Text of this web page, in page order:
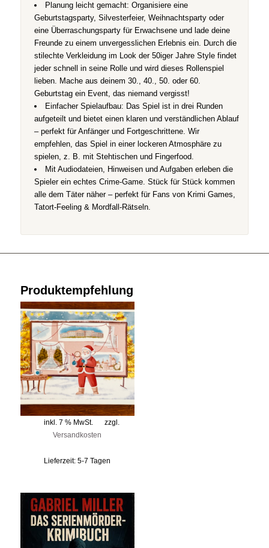
Planung leicht gemacht: Organisiere eine
Geburtstagsparty, Silvesterfeier, Weihnachtsparty oder
eine Überraschungsparty für Erwachsene und lade deine
Freunde zu einem unvergesslichen Erlebnis ein. Durch die
stilechte Verkleidung im Look der 50iger Jahre Style findet
jeder schnell in seine Rolle und wird dieses Rollenspiel
lieben. Mache aus deinem 30., 40., 50. oder 60.
Geburtstag ein Event, das niemand vergisst!
Einfacher Spielaufbau: Das Spiel ist in drei Runden
aufgeteilt und bietet einen klaren und verständlichen Ablauf
– perfekt für Anfänger und Fortgeschrittene. Wir
empfehlen, das Spiel in einer lockeren Atmosphäre zu
spielen, z. B. mit Stehtischen und Fingerfood.
Mit Audiodateien, Hinweisen und Aufgaben erleben die
Spieler ein echtes Crime-Game. Stück für Stück kommen
alle dem Täter näher – perfekt für Fans von Krimi Games,
Tatort-Feeling & Mordfall-Rätseln.
Produktempfehlung
inkl. 7 % MwSt.
zzgl.
Versandkosten
Lieferzeit:5-7 Tagen